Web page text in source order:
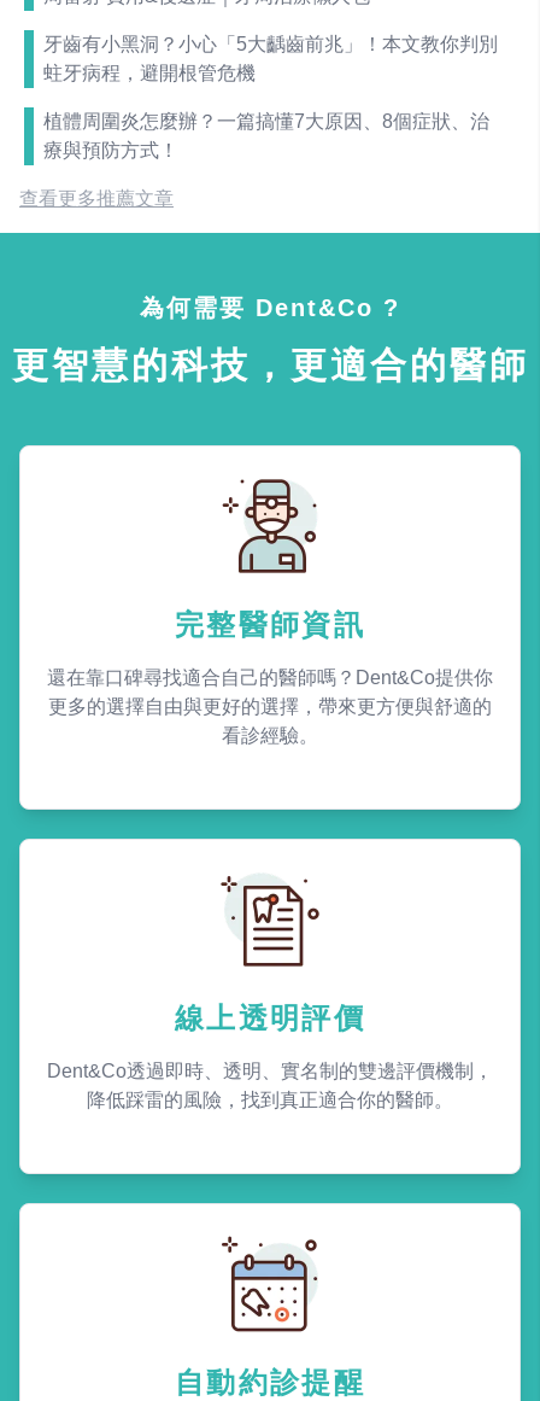
牙齒有小黑洞？小心「5大齲齒前兆」！本文教你判別
蛀牙病程，避開根管危機
植體周圍炎怎麼辦？一篇搞懂7大原因、8個症狀、治
療與預防方式！
查看更多推薦文章
為何需要 Dent&Co ?
更智慧的科技，更適合的醫師
完整醫師資訊
還在靠口碑尋找適合自己的醫師嗎？Dent&Co提供你
更多的選擇自由與更好的選擇，帶來更方便與舒適的
看診經驗。
線上透明評價
Dent&Co透過即時、透明、實名制的雙邊評價機制，
降低踩雷的風險，找到真正適合你的醫師。
自動約診提醒